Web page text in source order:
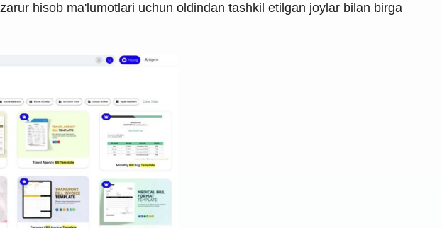
hisob ma'lumotlari uchun oldindan tashkil etilgan joylar bilan birga